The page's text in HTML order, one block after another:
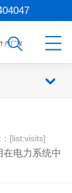
[list:visits]
在电力系统中